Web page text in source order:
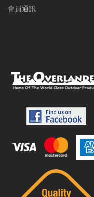
會員通訊